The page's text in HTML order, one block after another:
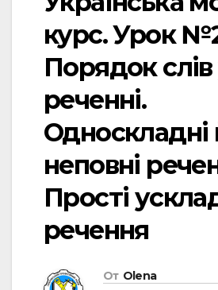
курс. Урок
Порядок слів
реченні.
Односкладні
неповні
Прості
речення
От Olena